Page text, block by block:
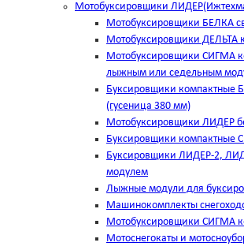
Мотобуксировщики
Мотобуксировщики БЕЛКА
Мотобуксировщики ДЕЛЬТА
Мотобуксировщики СИГМА
лыжным или седельным
Буксировщики компактные
(гусеница 380 мм)
Мотобуксировщики ЛИДЕР
Буксировщики компактные
Буксировщики ЛИДЕР-2,
модулем
Лыжные модули для
Машинокомплекты
Мотобуксировщики СИГМА
Мотоснегокаты и